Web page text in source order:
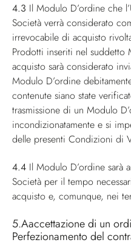
4.3 Il Modulo D’ordine che
Società verrà considerato
irrevocabile di acquisto
Prodotti inseriti nel suddetto
acquisto sarà considerato
Modulo D’ordine
contenute siano state
trasmissione di un Modulo
incondizionatamente e si
delle presenti Condizioni di
4.4 Il Modulo D’ordine sarà
Società per il tempo
acquisto e, comunque, nei
5.Aaccettazione di un
Perfezionamento del